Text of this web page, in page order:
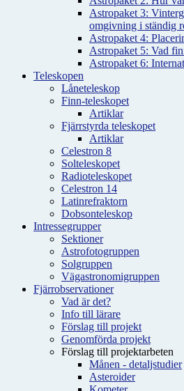
Astropaket 3:
omgivning i ständig
Astropaket 4:
Astropaket 5: Vad
Astropaket 6:
Teleskopen
Låneteleskop
Finn-teleskopet
Artiklar
Fjärrstyrda teleskopet
Artiklar
Celestron 8
Solteleskopet
Radioteleskopet
Celestron 14
Latinrefraktorn
Dobsonteleskop
Intressegrupper
Sektioner
Astrofotogruppen
Solgruppen
Vägastronomigruppen
Fjärrobservationer
Vad är det?
Info till lärare
Förslag till projekt
Genomförda projekt
Förslag till projektarbeten
Månen - detaljstudier
Asteroider